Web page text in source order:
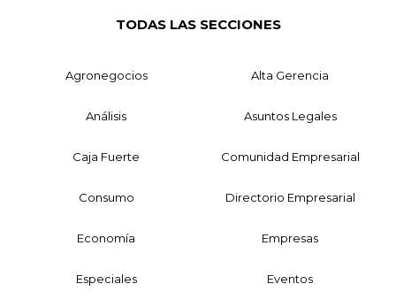
TODAS LAS SECCIONES
Agronegocios Alta Gerencia
Análisis Asuntos Legales
Caja Fuerte Comunidad Empresarial
Consumo Directorio Empresarial
Economía Empresas
Especiales Eventos